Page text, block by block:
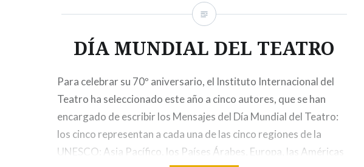
DÍA MUNDIAL DEL TEATRO
Para celebrar su 70º aniversario, el Instituto Internacional del
Teatro ha seleccionado este año a cinco autores, que se han
encargado de escribir los Mensajes del Día Mundial del Teatro:
los cinco representan a cada una de las cinco regiones de la
UNESCO: Asia Pacífico, los Países Árabes, Europa, las Américas